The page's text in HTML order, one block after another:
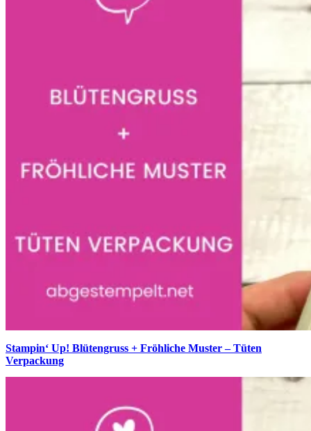
Stampin‘ Up! Blütengruss + Fröhliche Muster – Tüten
Verpackung